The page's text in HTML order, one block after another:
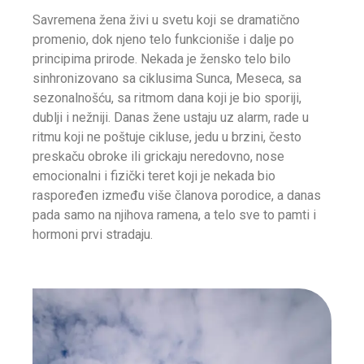
Savremena žena živi u svetu koji se dramatično
promenio, dok njeno telo funkcioniše i dalje po
principima prirode. Nekada je žensko telo bilo
sinhronizovano sa ciklusima Sunca, Meseca, sa
sezonalnošću, sa ritmom dana koji je bio sporiji,
dublji i nežniji. Danas žene ustaju uz alarm, rade u
ritmu koji ne poštuje cikluse, jedu u brzini, često
preskaču obroke ili grickaju neredovno, nose
emocionalni i fizički teret koji je nekada bio
raspoređen između više članova porodice, a danas
pada samo na njihova ramena, a telo sve to pamti i
hormoni prvi stradaju.